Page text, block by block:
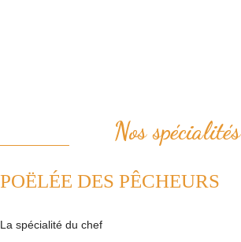
Nos spécialités
POËLÉE DES PÊCHEURS
La spécialité du chef